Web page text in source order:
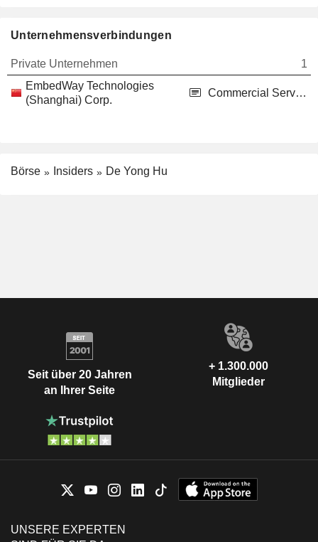
Unternehmensverbindungen
Private Unternehmen
1
EmbedWay Technologies
(Shanghai) Corp.
Commercial Services
Börse Insiders De Yong Hu
Seit über 20 Jahren
an Ihrer Seite
+ 1.300.000
Mitglieder
UNSERE EXPERTEN